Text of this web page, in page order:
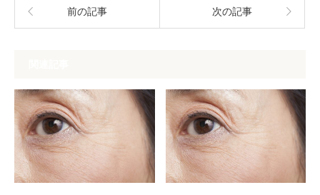
前の記事 次の記事